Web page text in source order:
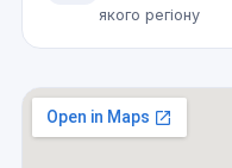
якого регіону